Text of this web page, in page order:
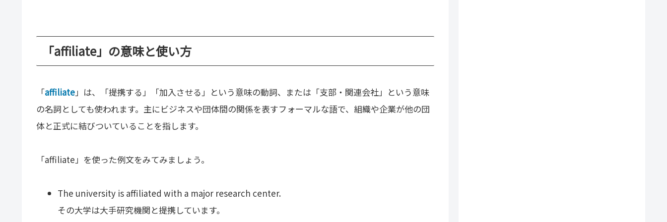
「affiliate」の意味と使い方
「affiliate」は、「提携する」「加入させる」という意味の動詞、または「支部・関連会社」という意味
の名詞としても使われます。主にビジネスや団体間の関係を表すフォーマルな語で、組織や企業が他の団
体と正式に結びついていることを指します。
「affiliate」を使った例文をみてみましょう。
The university is affiliated with a major research center.
その大学は大手研究機関と提携しています。